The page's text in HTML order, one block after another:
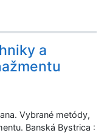
a
Vybrané metódy,
Banská Bystrica :